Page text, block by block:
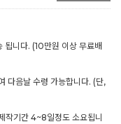
니다. (10만원 이상 무료배
다음날 수령 가능합니다. (단,
작기간 4~8일정도 소요됩니